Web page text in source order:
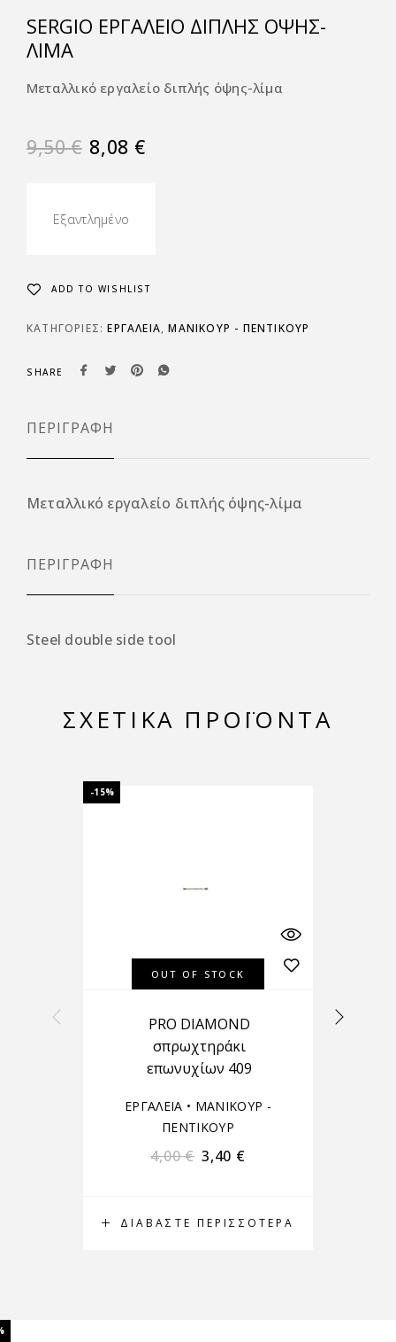
SERGIΟ ΕΡΓΑΛΕΊΟ ΔΙΠΛΉΣ ΌΨΗΣ-
ΛΊΜΑ
Μεταλλικό εργαλείο διπλής όψης-λίμα
9,50€ 8,08 €
Εξαντλημένο
ADD TO WISHLIST
ΚΑΤΗΓΟΡΊΕΣ:ΕΡΓΑΛΕΙΑ,ΜΑΝΙΚΟΥΡ - ΠΕΝΤΙΚΟΥΡ
SHARE
ΠΕΡΙΓΡΑΦΉ
Μεταλλικό εργαλείο διπλής όψης-λίμα
ΠΕΡΙΓΡΑΦΉ
Steel double side tool
ΣΧΕΤΙΚΆ ΠΡΟΪΌΝΤΑ
-15%
OUT OF STOCK
ΔΙΑΒΆΣΤΕ ΠΕΡΙΣΣΌΤΕΡΑ
PRO DIAMOND
σπρωχτηράκι
επωνυχίων 409
ΕΡΓΑΛΕΙΑ • ΜΑΝΙΚΟΥΡ -
ΠΕΝΤΙΚΟΥΡ
4,00€ 3,40 €